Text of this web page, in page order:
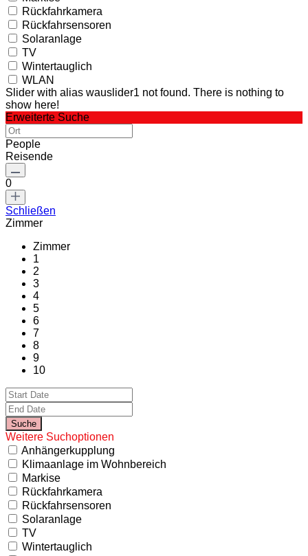
Rückfahrkamera
Rückfahrsensoren
Solaranlage
TV
Wintertauglich
WLAN
Slider with alias wauslider1 not found. There is nothing to
show here!
Erweiterte Suche
People
Reisende
0
Schließen
Zimmer
Zimmer
1
2
3
4
5
6
7
8
9
10
Weitere Suchoptionen
Anhängerkupplung
Klimaanlage im Wohnbereich
Markise
Rückfahrkamera
Rückfahrsensoren
Solaranlage
TV
Wintertauglich